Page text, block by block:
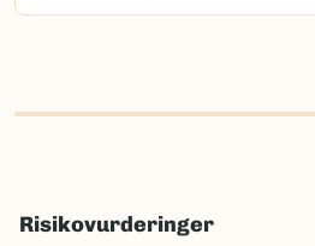
Risikovurderinger